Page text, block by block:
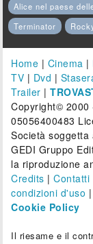
Alice nel paese
Terminator
Home | Cinema |
TV | Dvd |
Trailer |
Copyright© 2000
05056400483
Società
GEDI Gruppo
la riproduzione
Credits |Contatti
condizioni d'uso |
Cookie Policy
Il riesame e il